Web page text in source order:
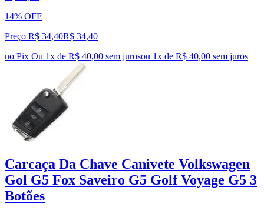
14% OFF
Preço R$ 34,40R$ 34,40
no Pix Ou 1x de R$ 40,00 sem jurosou 1x de R$ 40,00 sem juros
Carcaça Da Chave Canivete Volkswagen
Gol G5 Fox Saveiro G5 Golf Voyage G5 3
Botões